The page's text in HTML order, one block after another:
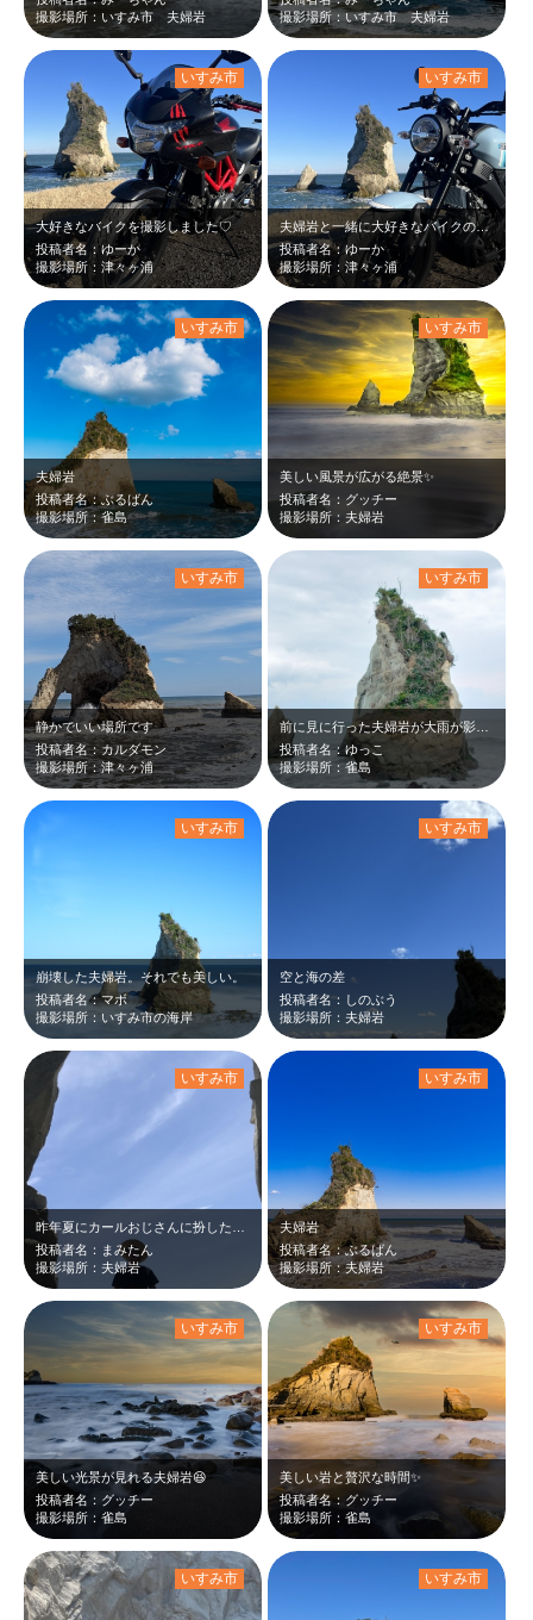
撮影場所：いすみ市 夫婦岩
撮影場所：いすみ市 夫婦岩
大好きなバイクを撮影しました♡
投稿者名：ゆーか
撮影場所：津々ヶ浦
いすみ市
夫婦岩と一緒に大好きなバイクの写真を撮りました♡
投稿者名：ゆーか
撮影場所：津々ヶ浦
いすみ市
夫婦岩
投稿者名：ぶるばん
撮影場所：雀島
いすみ市
美しい風景が広がる絶景✨
投稿者名：グッチー
撮影場所：夫婦岩
いすみ市
静かでいい場所です
投稿者名：カルダモン
撮影場所：津々ヶ浦
いすみ市
前に見に行った夫婦岩が大雨が影響で崩落してしまった。悲しい場所です。
投稿者名：ゆっこ
撮影場所：雀島
いすみ市
崩壊した夫婦岩。それでも美しい。
投稿者名：マボ
撮影場所：いすみ市の海岸
いすみ市
空と海の差
投稿者名：しのぶう
撮影場所：夫婦岩
いすみ市
投稿者名：まみたん
撮影場所：夫婦岩
いすみ市
夫婦岩
投稿者名：ぶるばん
撮影場所：夫婦岩
いすみ市
美しい光景が見れる夫婦岩😆
投稿者名：グッチー
撮影場所：雀島
いすみ市
美しい岩と贅沢な時間✨
投稿者名：グッチー
撮影場所：雀島
いすみ市
いすみ市 いすみ市